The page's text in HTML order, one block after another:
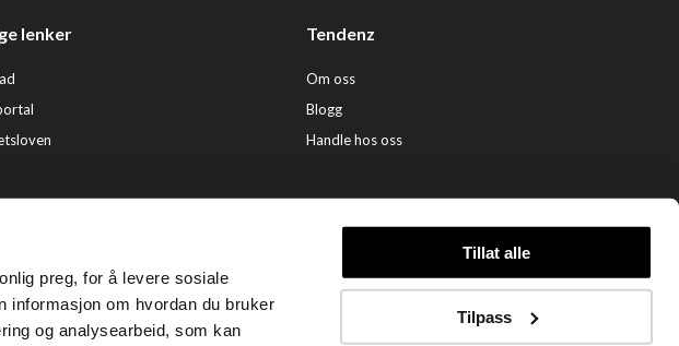
preg, for å levere sosiale
informasjon om hvordan du bruker
og analysearbeid, som kan
Tillat alle
Tilpass
lenker Tendenz
Om oss
Blogg
Handle hos oss
© Tendenz Hårpleie AS (org. nr. 948 341 662) |Nettbutikk levert av Kréatif